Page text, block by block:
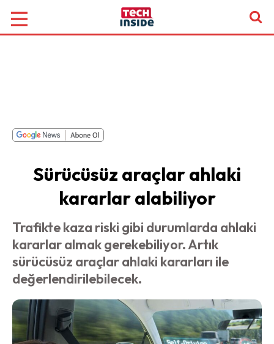
Sürücüsüz araçlar ahlaki
kararlar alabiliyor
Trafikte kaza riski gibi durumlarda ahlaki
kararlar almak gerekebiliyor. Artık
sürücüsüz araçlar ahlaki kararları ile
değerlendirilebilecek.